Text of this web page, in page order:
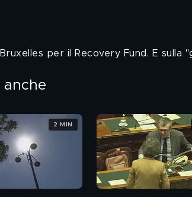
per il Recovery Fund. E
anche
2 MIN